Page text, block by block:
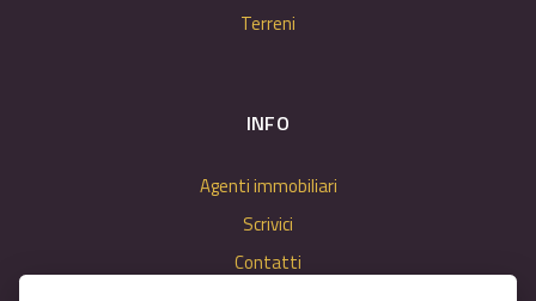
Terreni
INFO
Agenti immobiliari
Scrivici
Contatti